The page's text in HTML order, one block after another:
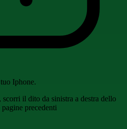
Iphone.
il dito da sinistra a destra dello
precedenti